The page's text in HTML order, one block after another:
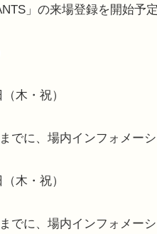
」の来場登録を開始予定
木・祝）
でに、場内インフォメー
木・祝）
でに、場内インフォメー